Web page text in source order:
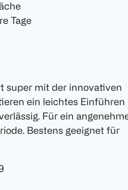
Tage
super mit der innovativen
ein leichtes Einführen
Für ein
Bestens geeignet für